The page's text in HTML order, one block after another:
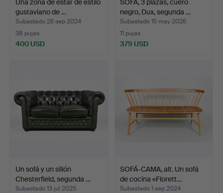
Una zona de estar de estilo
gustaviano de …
Subastado 26 sep 2024
38 pujas
400 USD
SOFÁ, 3 plazas, cuero
negro, Dux, segunda …
Subastado 15 may 2026
11 pujas
379 USD
Un sofá y un sillón
Chesterfield, segunda …
Subastado 13 jul 2025
SOFÁ-CAMA, alt. Un sofá
de cocina «Florett…
Subastado 1 sep 2024